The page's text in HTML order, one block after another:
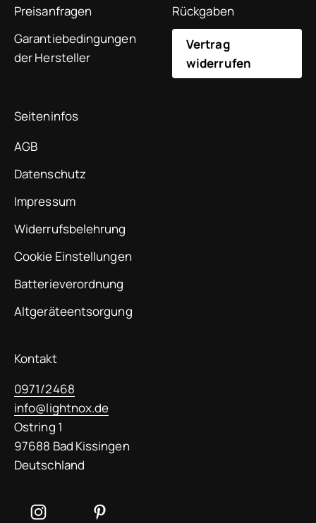
Preisanfragen
Garantiebedingungen
der Hersteller
Rückgaben
Vertrag
widerrufen
Seiteninfos
AGB
Datenschutz
Impressum
Widerrufsbelehrung
Cookie Einstellungen
Batterieverordnung
Altgeräteentsorgung
Kontakt
0971/2468
info@lightnox.de
Ostring 1
97688 Bad Kissingen
Deutschland